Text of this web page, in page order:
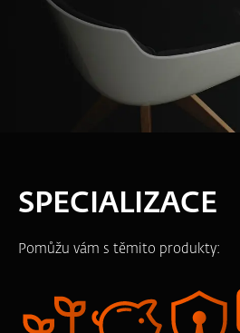
SPECIALIZACE
Pomůžu vám s těmito produkty: